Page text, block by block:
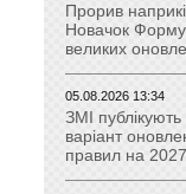
Прорив
Новачок
великих
05.08.2026 13:34
ЗМІ
варіант
правил на